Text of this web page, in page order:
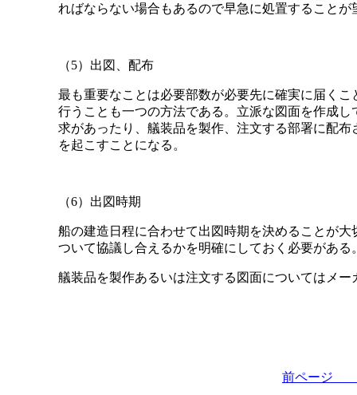
ればならない場合もあるので早急に処置することが
（5）出図、配布
最も重要なことは必要部数が必要先に確実に届く
行うことも一つの方法である。立派な図面を作成
求があったり、艤装品を製作、注文する部署に配
を起こすことになる。
（6）出図時期
船の建造日程に合わせて出図時期を決めることが
ついて協議し合えるかを明確にしておく必要がある
艤装品を製作あるいは注文する図面についてはメ
前ペー